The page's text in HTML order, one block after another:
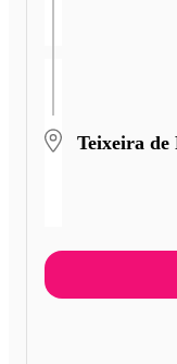
Teixeira de